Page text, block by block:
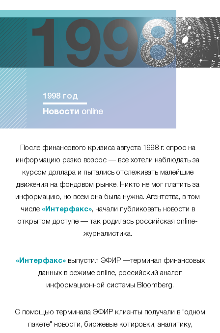
1998 год
Новости online
После финансового кризиса августа 1998 г. спрос на
информацию резко возрос — все хотели наблюдать за
курсом доллара и пытались отслеживать малейшие
движения на фондовом рынке. Никто не мог платить за
информацию, но всем она была нужна. Агентства, в том
числе «Интерфакс», начали публиковать новости в
открытом доступе — так родилась российская online-
журналистика.
«Интерфакс»выпустил ЭФИР —терминал финансовых
данных в режиме online, российский аналог
информационной системы Bloomberg.
С помощью терминала ЭФИР клиенты получали в "одном
пакете" новости, биржевые котировки, аналитику,